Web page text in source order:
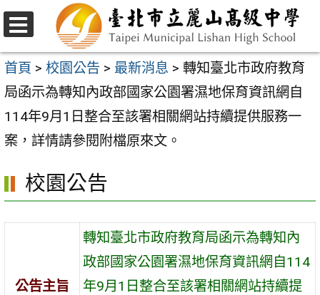
跳
至
主
要
內
容
選
單
首頁 > 校園公告 > 最新消息 > 轉知臺北市政府教育
局函示為轉知內政部國家公園署濕地保育資訊網自
114年9月1日整合至該署相關網站持續提供服務一
案，詳情請參閱附檔原來文。
校園公告
公告主旨
轉知臺北市政府教育局函示為轉知內
政部國家公園署濕地保育資訊網自114
年9月1日整合至該署相關網站持續提